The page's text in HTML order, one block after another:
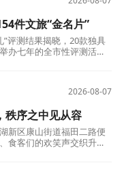
件文旅“金名片”
评测结果揭晓，20款独具
办七年的全市性评测活
2026-08-07
秩序之中见从容
区康山街道福田二路便
食客们的欢笑声交织升腾